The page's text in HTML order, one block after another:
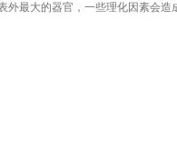
外最大的器官，一些理化因素会